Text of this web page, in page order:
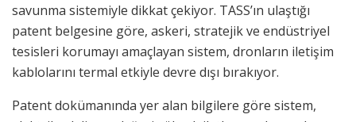
savunma sistemiyle dikkat çekiyor. TASS’ın ulaştığı
patent belgesine göre, askeri, stratejik ve endüstriyel
tesisleri korumayı amaçlayan sistem, dronların iletişim
kablolarını termal etkiyle devre dışı bırakıyor.
Patent dokümanında yer alan bilgilere göre sistem,